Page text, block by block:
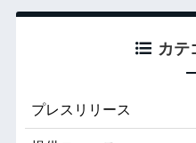
カテ
プレスリリース